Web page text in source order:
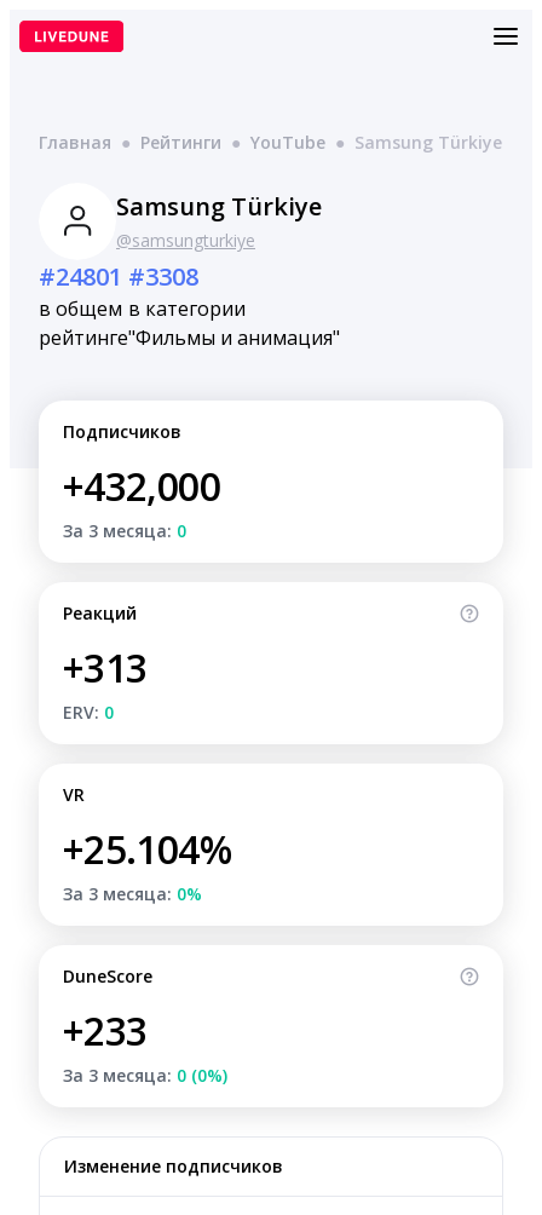
Перейти
Главная ● Рейтинги ● YouTube ● Samsung Türkiye
Samsung Türkiye
@samsungturkiye
#24801
в общем
рейтинге
#3308
в категории
"Фильмы и анимация"
Подписчиков
+432,000
За 3 месяца: 0
Реакций
+313
ERV: 0
VR
+25.104%
За 3 месяца: 0%
DuneScore
+233
За 3 месяца: 0 (0%)
Изменение подписчиков